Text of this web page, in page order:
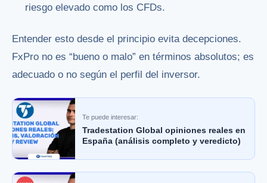
riesgo elevado como los CFDs.
Entender esto desde el principio evita decepciones.
FxPro no es “bueno o malo” en términos absolutos; es
adecuado o no según el perfil del inversor.
Te puede interesar:
Tradestation Global opiniones reales en
España (análisis completo y veredicto)